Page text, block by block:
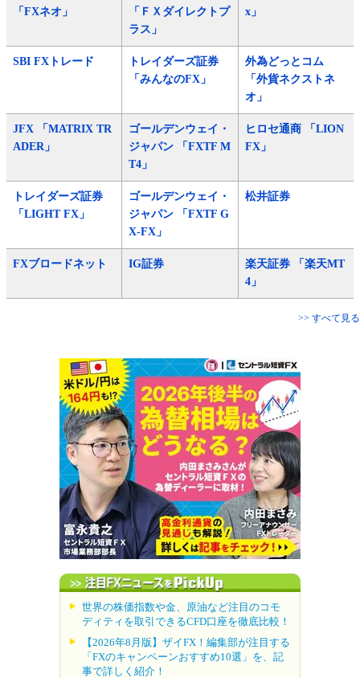
「FXネオ」
「ＦＸダイレクトプ
ラス」
x」
SBI FXトレード
トレイダーズ証券
「みんなのFX」
外為どっとコム
「外貨ネクストネ
オ」
JFX 「MATRIX TR
ADER」
ゴールデンウェイ・
ジャパン 「FXTF M
T4」
ヒロセ通商 「LION
FX」
トレイダーズ証券
「LIGHT FX」
ゴールデンウェイ・
ジャパン 「FXTF G
X-FX」
松井証券
FXブロードネット IG証券
楽天証券 「楽天MT
4」
>> すべて見る
世界の株価指数や金、原油など注目のコモ
ディティを取引できるCFD口座を徹底比較！
【2026年8月版】ザイFX！編集部が注目する
「FXのキャンペーンおすすめ10選」を、記
事で詳しく紹介！